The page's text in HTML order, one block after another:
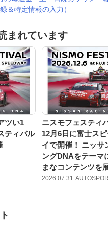
＆特定情報の入力）
まれています
ツい1
ティバル
ニスモフェスティ
12月6日に富士ス
イで開催！ ニッサ
ングDNAをテーマ
まなコンテンツを
2026.07.31